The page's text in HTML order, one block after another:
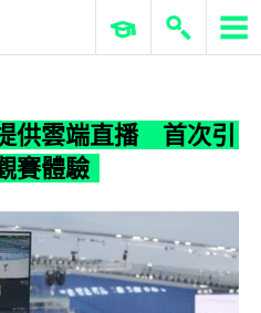
ERP 與商業 AI
供雲端直播 首次引
賽體驗